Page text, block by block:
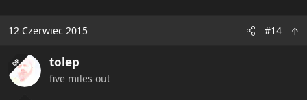
12 Czerwiec 2015 #14
OP tolep
five miles out